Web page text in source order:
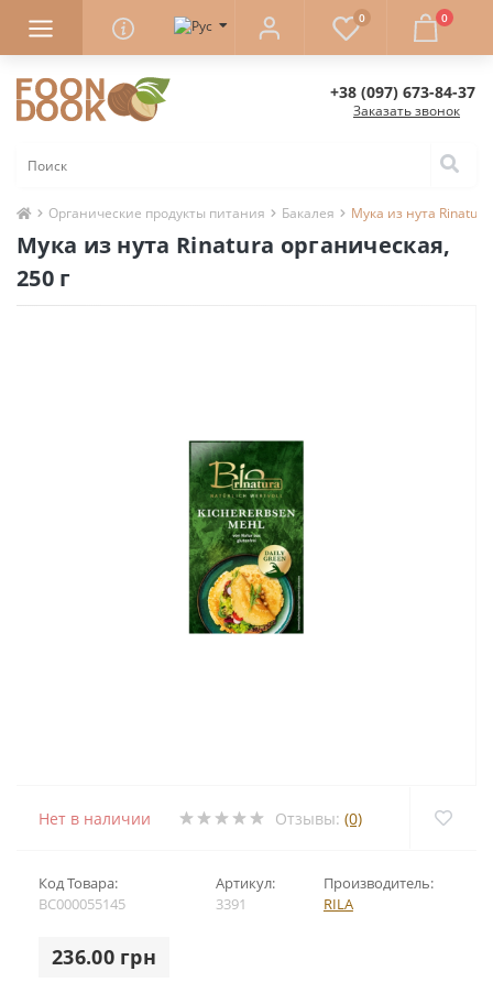
0 0
+38 (097) 673-84-37
Заказать звонок
Органические продукты питания Бакалея Мука из нута
Мука из нута Rinatura органическая,
250 г
Нет в наличии Отзывы: (0)
Код Товара:
BC000055145
Артикул:
3391
Производитель:
RILA
236.00 грн